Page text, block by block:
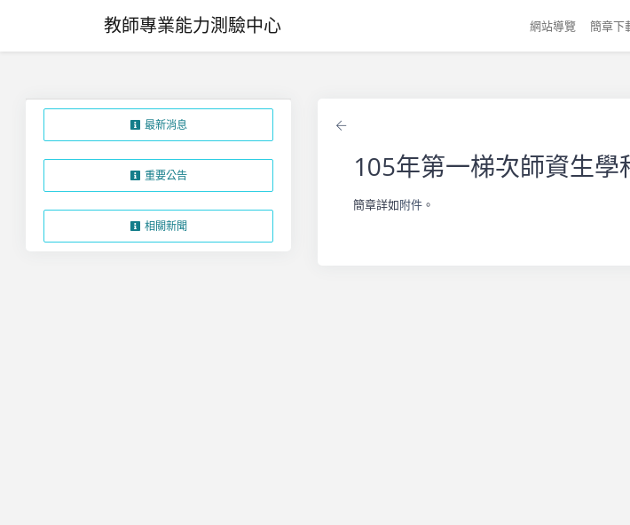
教師專業能力測驗中心 網站導覽 簡章下
最新消息
重要公告
相關新聞
105年第一梯次師資生
簡章詳如附件。